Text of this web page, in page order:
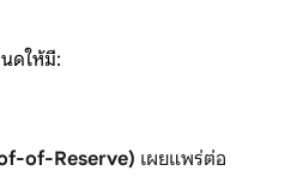
ดให้มี:
of-Reserve) เผยแพร่ต่อ